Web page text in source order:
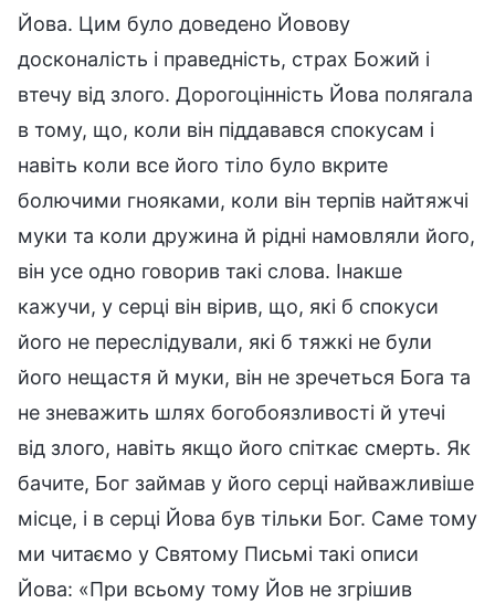
Йова. Цим було доведено Йовову
досконалість і праведність, страх Божий і
втечу від злого. Дорогоцінність Йова полягала
в тому, що, коли він піддавався спокусам і
навіть коли все його тіло було вкрите
болючими гнояками, коли він терпів найтяжчі
муки та коли дружина й рідні намовляли його,
він усе одно говорив такі слова. Інакше
кажучи, у серці він вірив, що, які б спокуси
його не переслідували, які б тяжкі не були
його нещастя й муки, він не зречеться Бога та
не зневажить шлях богобоязливості й утечі
від злого, навіть якщо його спіткає смерть. Як
бачите, Бог займав у його серці найважливіше
місце, і в серці Йова був тільки Бог. Саме тому
ми читаємо у Святому Письмі такі описи
Йова: «При всьому тому Йов не згрішив